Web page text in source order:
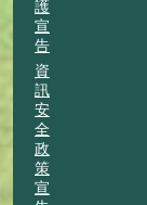
護
宣
告
資
訊
安
全
政
策
宣